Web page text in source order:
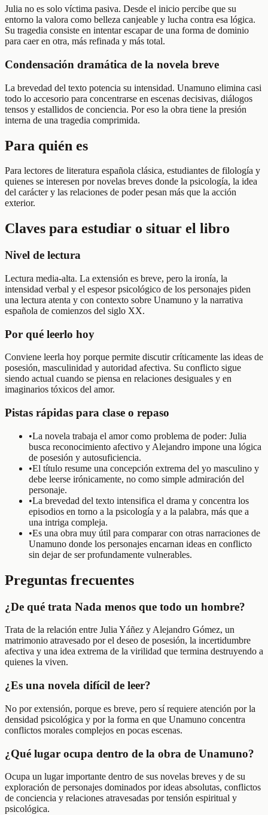
Julia no es solo víctima pasiva. Desde el inicio percibe que su
entorno la valora como belleza canjeable y lucha contra esa lógica.
Su tragedia consiste en intentar escapar de una forma de dominio
para caer en otra, más refinada y más total.
Condensación dramática de la novela breve
La brevedad del texto potencia su intensidad. Unamuno elimina casi
todo lo accesorio para concentrarse en escenas decisivas, diálogos
tensos y estallidos de conciencia. Por eso la obra tiene la presión
interna de una tragedia comprimida.
Para quién es
Para lectores de literatura española clásica, estudiantes de filología y
quienes se interesen por novelas breves donde la psicología, la idea
del carácter y las relaciones de poder pesan más que la acción
exterior.
Claves para estudiar o situar el libro
Nivel de lectura
Lectura media-alta. La extensión es breve, pero la ironía, la
intensidad verbal y el espesor psicológico de los personajes piden
una lectura atenta y con contexto sobre Unamuno y la narrativa
española de comienzos del siglo XX.
Por qué leerlo hoy
Conviene leerla hoy porque permite discutir críticamente las ideas de
posesión, masculinidad y autoridad afectiva. Su conflicto sigue
siendo actual cuando se piensa en relaciones desiguales y en
imaginarios tóxicos del amor.
Pistas rápidas para clase o repaso
•La novela trabaja el amor como problema de poder: Julia
busca reconocimiento afectivo y Alejandro impone una lógica
de posesión y autosuficiencia.
•El título resume una concepción extrema del yo masculino y
debe leerse irónicamente, no como simple admiración del
personaje.
•La brevedad del texto intensifica el drama y concentra los
episodios en torno a la psicología y a la palabra, más que a
una intriga compleja.
•Es una obra muy útil para comparar con otras narraciones de
Unamuno donde los personajes encarnan ideas en conflicto
sin dejar de ser profundamente vulnerables.
Preguntas frecuentes
¿De qué trata Nada menos que todo un hombre?
Trata de la relación entre Julia Yáñez y Alejandro Gómez, un
matrimonio atravesado por el deseo de posesión, la incertidumbre
afectiva y una idea extrema de la virilidad que termina destruyendo a
quienes la viven.
¿Es una novela difícil de leer?
No por extensión, porque es breve, pero sí requiere atención por la
densidad psicológica y por la forma en que Unamuno concentra
conflictos morales complejos en pocas escenas.
¿Qué lugar ocupa dentro de la obra de Unamuno?
Ocupa un lugar importante dentro de sus novelas breves y de su
exploración de personajes dominados por ideas absolutas, conflictos
de conciencia y relaciones atravesadas por tensión espiritual y
psicológica.